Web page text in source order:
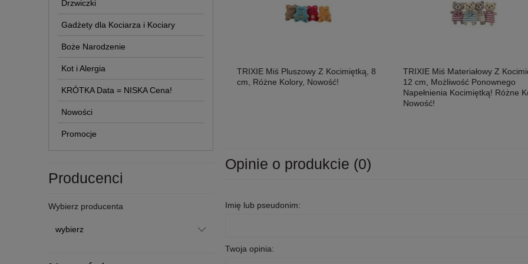
Drzwiczki
Gadżety dla Kociarza i Kociary
Boże Narodzenie
Kot i Alergia
KRÓTKA Data = NISKA Cena!
Nowości
Promocje
Producenci
Wybierz producenta
TRIXIE Miś Pluszowy Z Kocimiętką, 8
cm, Różne Kolory, Nowość!
TRIXIE Miś Materiałowy Z
12 cm, Możliwość Ponownego
Napełnienia Kocimiętką! Różne
Nowość!
Opinie o produkcie (0)
Imię lub pseudonim:
Twoja opinia: